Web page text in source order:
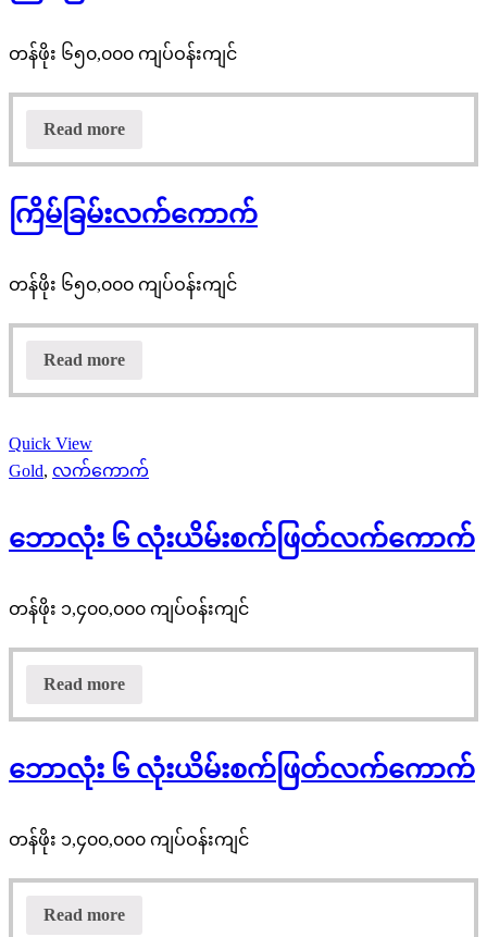
တန်ဖိုး ၆၅၀,၀၀၀ ကျပ်ဝန်းကျင်
Read more
ကြိမ်ခြမ်းလက်ကောက်
တန်ဖိုး ၆၅၀,၀၀၀ ကျပ်ဝန်းကျင်
Read more
Quick View
Gold, လက်ကောက်
ဘောလုံး ၆ လုံးယိမ်းစက်ဖြတ်လက်ကောက်
တန်ဖိုး ၁,၄၀၀,၀၀၀ ကျပ်ဝန်းကျင်
Read more
ဘောလုံး ၆ လုံးယိမ်းစက်ဖြတ်လက်ကောက်
တန်ဖိုး ၁,၄၀၀,၀၀၀ ကျပ်ဝန်းကျင်
Read more